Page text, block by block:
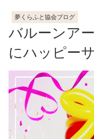
夢くらふと協会ブログ
バルーンア
にハッピー